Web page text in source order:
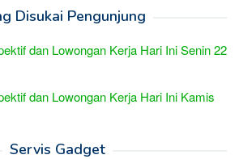
Disukai Pengunjung
dan Lowongan Kerja Hari Ini Senin 22
dan Lowongan Kerja Hari Ini Kamis
Servis Gadget